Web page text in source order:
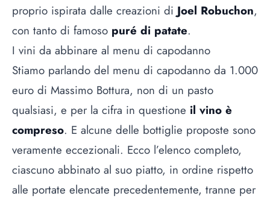
proprio ispirata dalle creazioni di Joel Robuchon,
con tanto di famoso puré di patate.
I vini da abbinare al menu di capodanno
Stiamo parlando del menu di capodanno da 1.000
euro di Massimo Bottura, non di un pasto
qualsiasi, e per la cifra in questione il vino è
compreso. E alcune delle bottiglie proposte sono
veramente eccezionali. Ecco l’elenco completo,
ciascuno abbinato al suo piatto, in ordine rispetto
alle portate elencate precedentemente, tranne per